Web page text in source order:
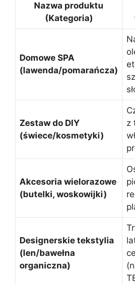
Nazwa produktu
(Kategoria)
Domowe SPA
(lawenda/pomarańcza)
Zestaw do DIY
(świece/kosmetyki)
z
Akcesoria wielorazowe
(butelki, woskowijki)
Designerskie tekstylia
(len/bawełna
organiczna)